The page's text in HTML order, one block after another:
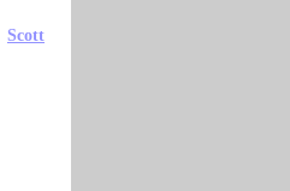
Scott